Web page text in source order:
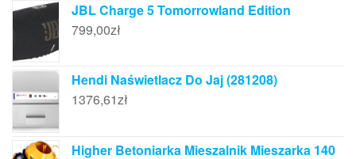
JBL Charge 5 Tomorrowland Edition
799,00zł
Hendi Naświetlacz Do Jaj (281208)
1376,61zł
Higher Betoniarka Mieszalnik Mieszarka 140